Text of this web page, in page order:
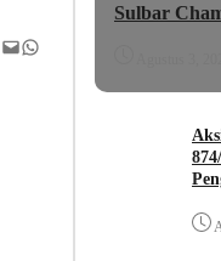
Mail WhatsApp
Sulbar